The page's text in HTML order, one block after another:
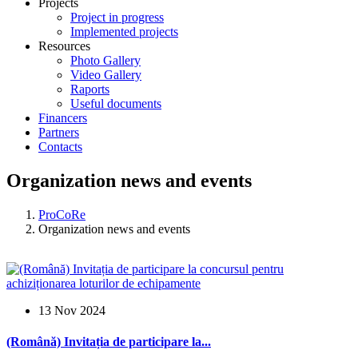
Projects
Project in progress
Implemented projects
Resources
Photo Gallery
Video Gallery
Raports
Useful documents
Financers
Partners
Contacts
Organization news and events
ProCoRe
Organization news and events
13 Nov 2024
(Română) Invitația de participare la...